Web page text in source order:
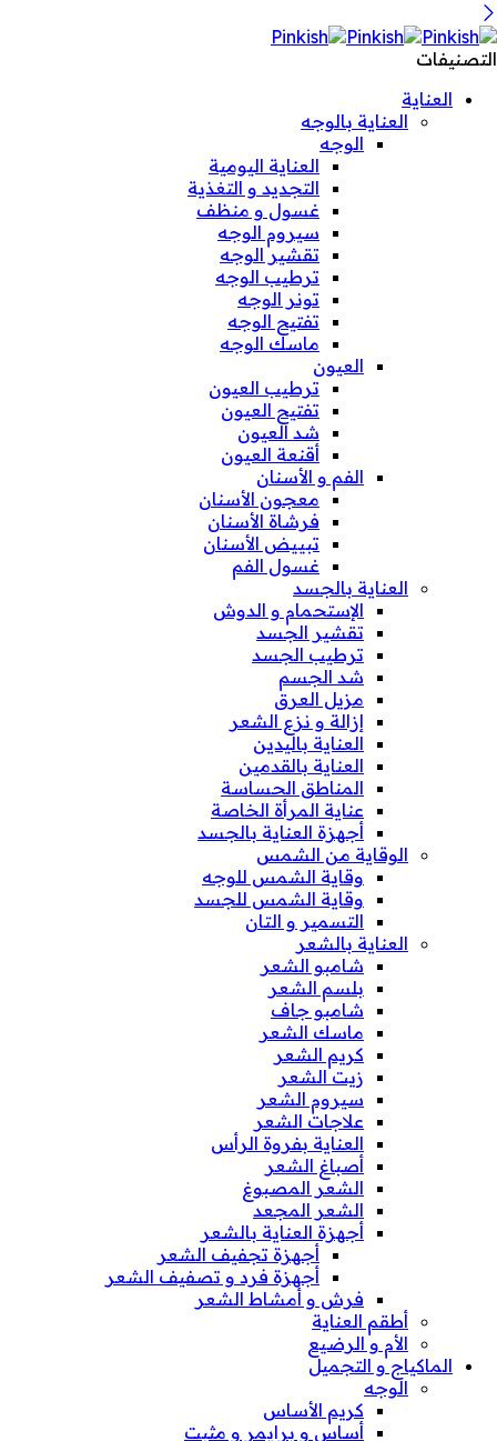
التصنيفات
العناية
العناية بالوجه
الوجه
العناية اليومية
التجديد و التغذية
غسول و منظف
سيروم الوجه
تقشير الوجه
ترطيب الوجه
تونر الوجه
تفتيح الوجه
ماسك الوجه
العيون
ترطيب العيون
تفتيح العيون
شد العيون
أقنعة العيون
الفم و الأسنان
معجون الأسنان
فرشاة الأسنان
تبييض الأسنان
غسول الفم
العناية بالجسد
الإستحمام و الدوش
تقشير الجسد
ترطيب الجسد
شد الجسم
مزيل العرق
إزالة و نزع الشعر
العناية باليدين
العناية بالقدمين
المناطق الحساسة
عناية المرأة الخاصة
أجهزة العناية بالجسد
الوقاية من الشمس
وقاية الشمس للوجه
وقاية الشمس للجسد
التسمير و التان
العناية بالشعر
شامبو الشعر
بلسم الشعر
شامبو جاف
ماسك الشعر
كريم الشعر
زيت الشعر
سيروم الشعر
علاجات الشعر
العناية بفروة الرأس
أصباغ الشعر
الشعر المصبوغ
الشعر المجعد
أجهزة العناية بالشعر
أجهزة تجفيف الشعر
أجهزة فرد و تصفيف الشعر
فرش و أمشاط الشعر
أطقم العناية
الأم و الرضيع
الماكياج و التجميل
الوجه
كريم الأساس
أساس و برايمر و مثبت